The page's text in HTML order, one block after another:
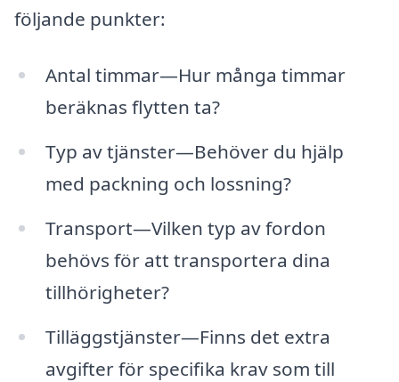
följande punkter:
Antal timmar—Hur många timmar
beräknas flytten ta?
Typ av tjänster—Behöver du hjälp
med packning och lossning?
Transport—Vilken typ av fordon
behövs för att transportera dina
tillhörigheter?
Tilläggstjänster—Finns det extra
avgifter för specifika krav som till